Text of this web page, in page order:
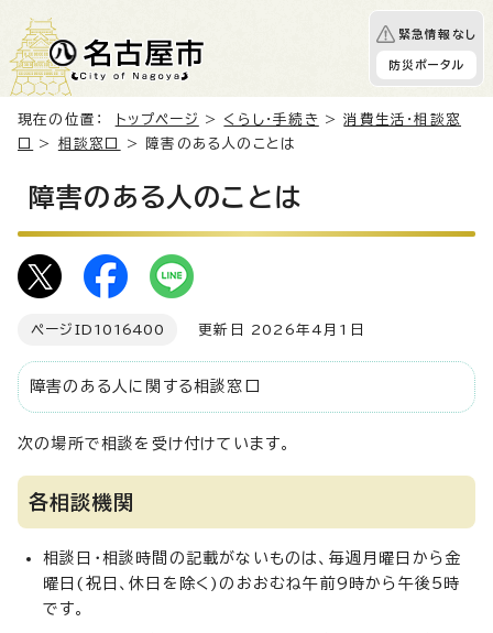
緊急情報なし
防災ポータル
現在の位置： トップページ > くらし・手続き >消費生活・相談窓
口
> 相談窓口 > 障害のある人のことは
障害のある人のことは
ページID 1016400 更新日 2026年4月1日
障害のある人に関する相談窓口
次の場所で相談を受け付けています。
各相談機関
相談日・相談時間の記載がないものは、毎週月曜日から金
曜日(祝日、休日を除く)のおおむね午前9時から午後5時
です。